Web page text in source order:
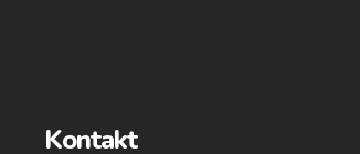
Kontakt